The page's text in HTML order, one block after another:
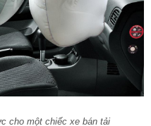
cho một chiếc xe bán tải